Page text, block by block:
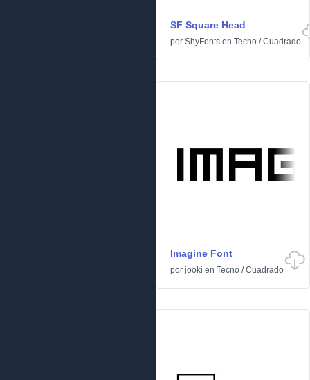
SF Square Head
por ShyFonts en Tecno /Cuadrado
Imagine Font
por jooki en Tecno /Cuadrado